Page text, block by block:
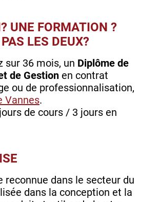
UNE FORMATION ?
LES DEUX?
sur 36 mois, un Diplôme de
de Gestion en contrat
ou de professionnalisation,
Vannes.
de cours / 3 jours en
reconnue dans le secteur du
dans la conception et la